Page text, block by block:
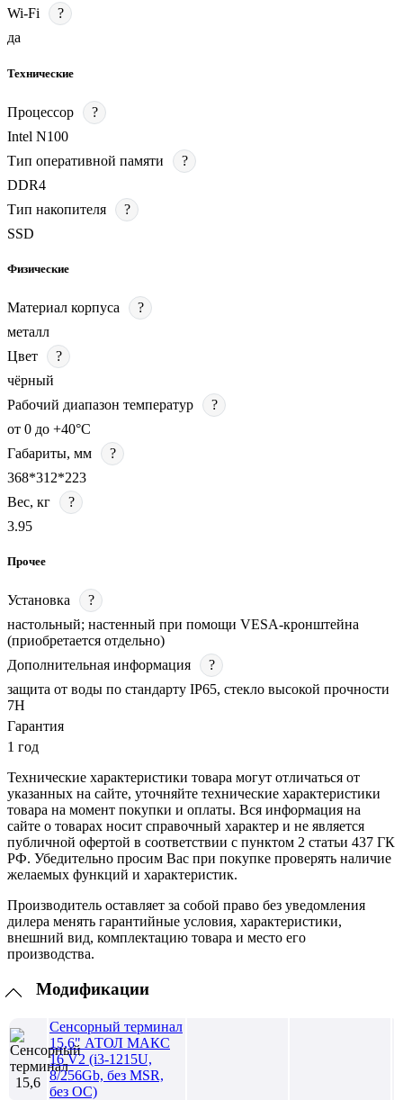
Wi-Fi
?
да
Технические
Процессор
?
Intel N100
Тип оперативной памяти
?
DDR4
Тип накопителя
?
SSD
Физические
Материал корпуса
?
металл
Цвет
?
чёрный
Рабочий диапазон температур
?
от 0 до +40°С
Габариты, мм
?
368*312*223
Вес, кг
?
3.95
Прочее
Установка
?
настольный; настенный при помощи VESA-кронштейна
(приобретается отдельно)
Дополнительная информация
?
защита от воды по стандарту IP65, стекло высокой прочности
7H
Гарантия
1 год
Технические характеристики товара могут отличаться от
указанных на сайте, уточняйте технические характеристики
товара на момент покупки и оплаты. Вся информация на
сайте о товарах носит справочный характер и не является
публичной офертой в соответствии с пунктом 2 статьи 437 ГК
РФ. Убедительно просим Вас при покупке проверять наличие
желаемых функций и характеристик.
Производитель оставляет за собой право без уведомления
дилера менять гарантийные условия, характеристики,
внешний вид, комплектацию товара и место его
производства.
Модификации
Сенсорный терминал
15,6" АТОЛ МАКС
16 V2 (i3-1215U,
8/256Gb, без MSR,
без ОС)